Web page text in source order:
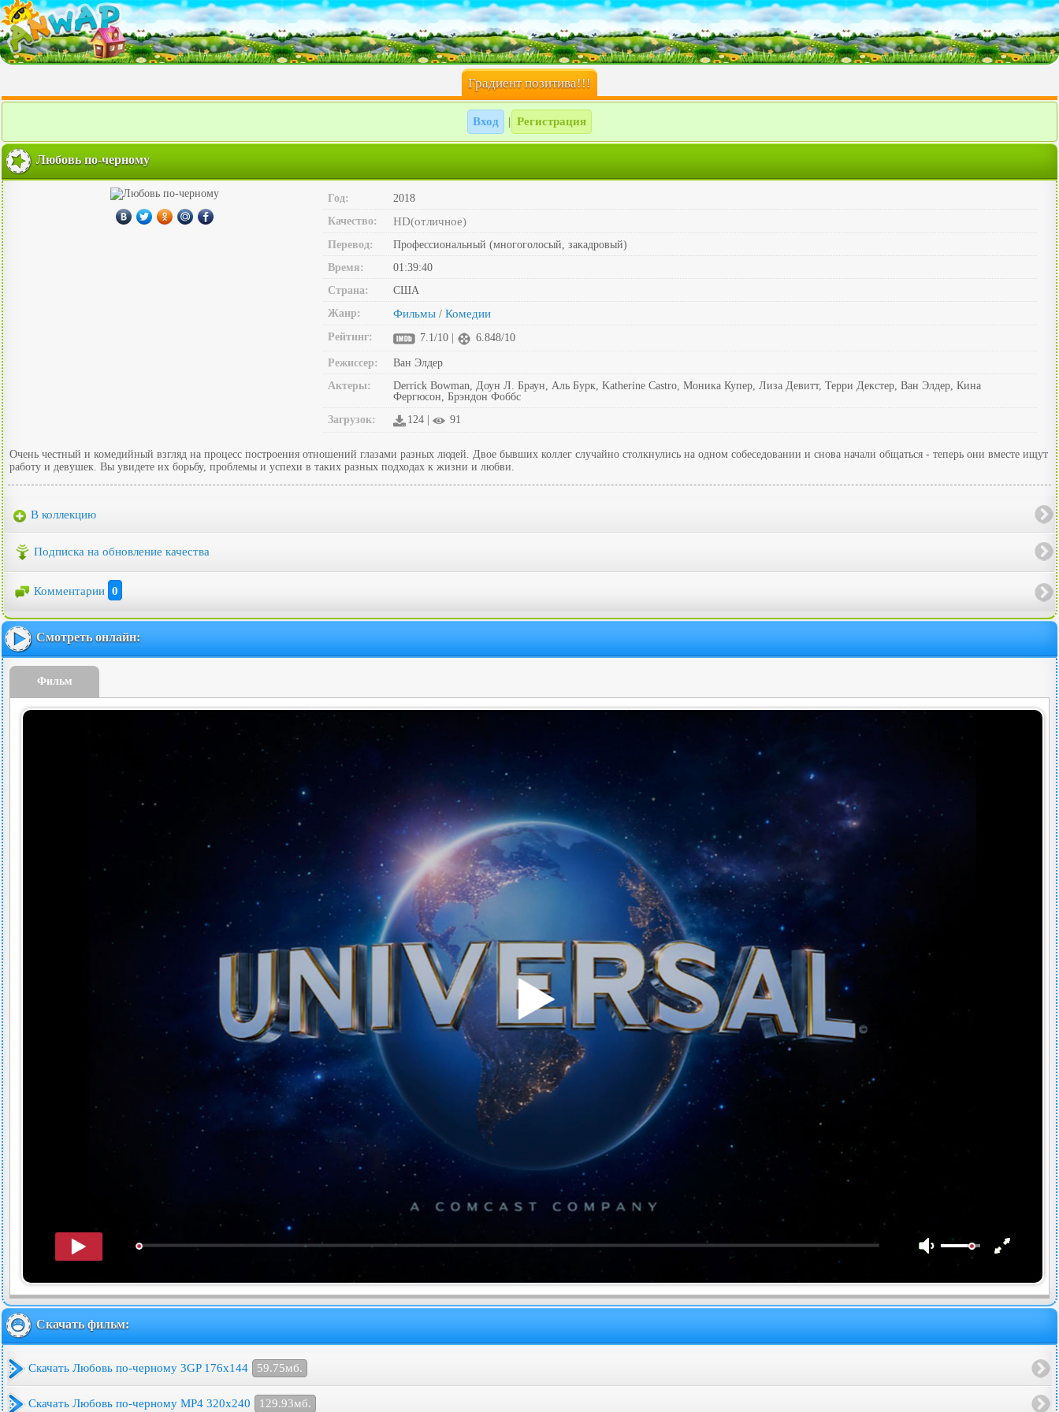
Градиент позитива!!!
Вход Регистрация
Любовь по-черному
Год:
2018
Качество:
HD(отличное)
Перевод:
Профессиональный (многоголосый, закадровый)
Время:
01:39:40
Страна:
США
Жанр:
Фильмы / Комедии
Рейтинг: 7.1/10 | 6.848/10
Режиссер:
Ван Элдер
Актеры:
Derrick Bowman, Доун Л. Браун, Аль Бурк, Katherine Castro, Моника Купер, Лиза Девитт, Терри Декстер, Ван Элдер, Кина
Фергюсон, Брэндон Фоббс
Загрузок:
124 | 91
Очень честный и комедийный взгляд на процесс построения отношений глазами разных людей. Двое бывших коллег случайно столкнулись на одном собеседовании и снова начали общаться - теперь они вместе ищут
работу и девушек. Вы увидете их борьбу, проблемы и успехи в таких разных подходах к жизни и любви.
В коллекцию
Подписка на обновление качества
Комментарии 0
Смотреть онлайн:
Фильм
Скачать фильм:
Скачать Любовь по-черному 3GP 176x144 59.75мб.
Скачать Любовь по-черному MP4 320x240 129.93мб.